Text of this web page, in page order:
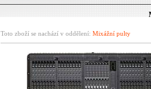
Toto zboží se nachází v oddělení: Mixážní pulty